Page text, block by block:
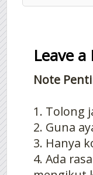
Leave a
Note
1. Tolong
2. Guna
3. Hanya
4. Ada